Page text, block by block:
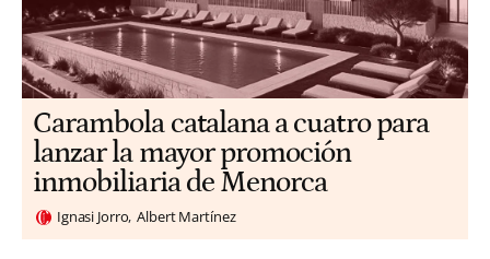
Carambola catalana a cuatro para
lanzar la mayor promoción
inmobiliaria de Menorca
Ignasi Jorro Albert Martínez